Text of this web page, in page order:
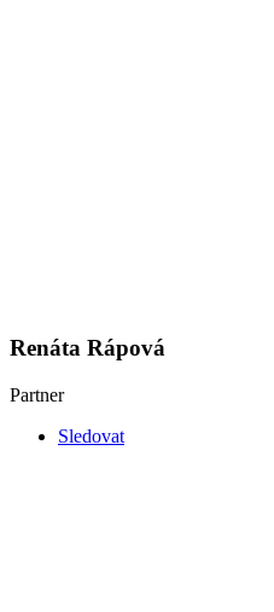
Renáta Rápová
Partner
Sledovat